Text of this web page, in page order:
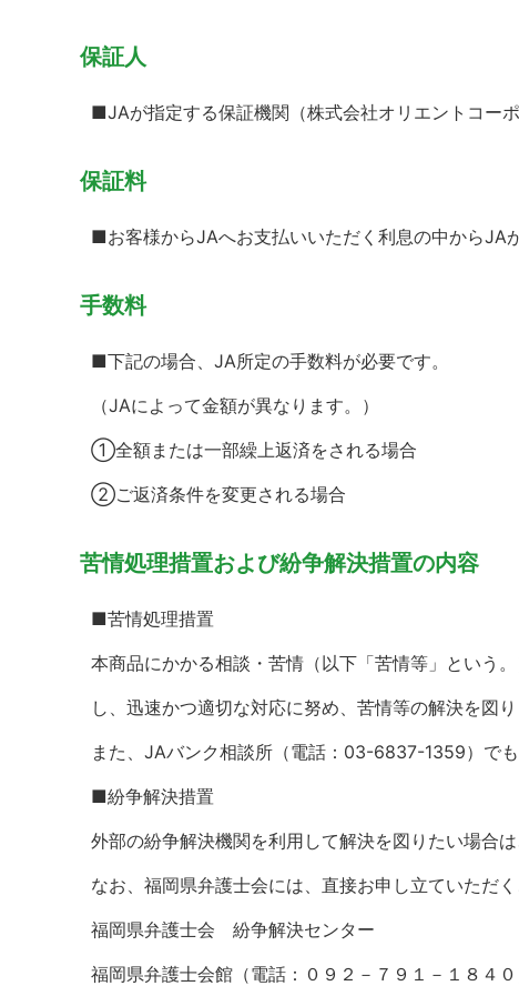
保証人
■JAが指定する保証機関（株式会社オリエントコー
保証料
■お客様からJAへお支払いいただく利息の中からJA
手数料
■下記の場合、JA所定の手数料が必要です。
（JAによって金額が異なります。）
①全額または一部繰上返済をされる場合
②ご返済条件を変更される場合
苦情処理措置および紛争解決措置の内容
■苦情処理措置
本商品にかかる相談・苦情（以下「苦情等」という
し、迅速かつ適切な対応に努め、苦情等の解決を図り
また、JAバンク相談所（電話：03-6837-1359）でも
■紛争解決措置
外部の紛争解決機関を利用して解決を図りたい場合
なお、福岡県弁護士会には、直接お申し立ていただく
福岡県弁護士会 紛争解決センター
福岡県弁護士会館（電話：０９２－７９１－１８４０